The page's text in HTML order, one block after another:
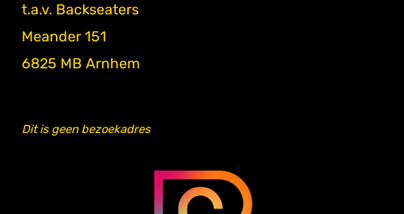
t.a.v. Backseaters
Meander 151
6825 MB Arnhem
Dit is geen bezoekadres